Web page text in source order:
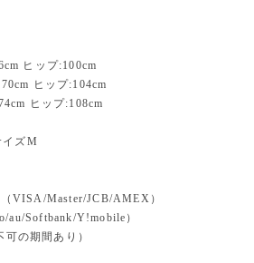
ヒップ:100cm
ヒップ:104cm
ヒップ:108cm
イズM
VISA/Master/JCB/AMEX）
au/Softbank/Y!mobile）
可の期間あり）